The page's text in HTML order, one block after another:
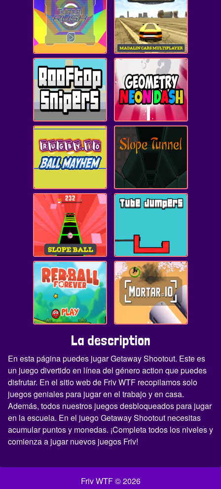
La description
En esta página puedes jugar Getaway Shootout. Este es
un juego divertido en línea del género action que puedes
disfrutar. En el sitio web de Friv WTF recopilamos solo
juegos geniales para jugar en el trabajo y en casa.
Además, todos nuestros juegos desbloqueados para jugar
en la escuela. En el juego Getaway Shootout necesitas
acumular puntos y monedas. ¡Completa todos los niveles y
comienza a jugar nuevos juegos Friv!
Friv WTF © 2026